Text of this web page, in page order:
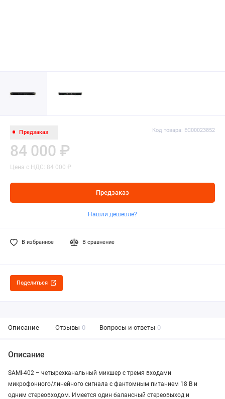
Предзаказ Код товара: EC00023852
84 000 ₽
Цена с НДС: 84 000 ₽
Предзаказ
Нашли дешевле?
В избранное В сравнение
Поделиться
Описание Отзывы 0 Вопросы и ответы 0
Описание
SAMI-402 – четырехканальный микшер с тремя входами
микрофонного/линейного сигнала с фантомным питанием 18 В и
одним стереовходом. Имеется один балансный стереовыход и